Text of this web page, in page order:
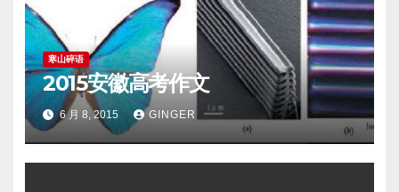
寒山碎语
2015安徽高考作文
6 月 8, 2015 GINGER